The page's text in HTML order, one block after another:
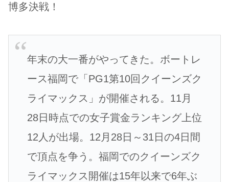
博多決戦！
年末の大一番がやってきた。ボートレ
ース福岡で「PG1第10回クイーンズク
ライマックス」が開催される。11月
28日時点での女子賞金ランキング上位
12人が出場。12月28日～31日の4日間
で頂点を争う。福岡でのクイーンズク
ライマックス開催は15年以来で6年ぶ